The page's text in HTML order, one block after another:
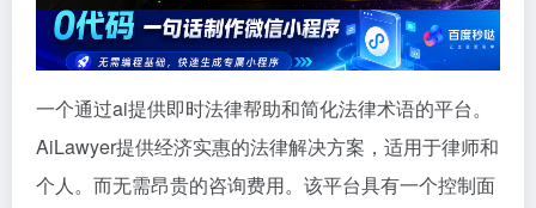
一个通过ai提供即时法律帮助和简化法律术语的平台。
AiLawyer提供经济实惠的法律解决方案，适用于律师和
个人。而无需昂贵的咨询费用。该平台具有一个控制面